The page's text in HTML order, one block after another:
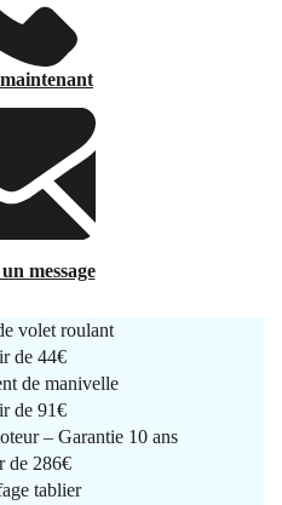
message
volet roulant
de 44€
de manivelle
de 91€
– Garantie 10 ans
de 286€
tablier